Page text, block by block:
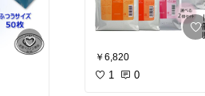
￥6,820
1 0